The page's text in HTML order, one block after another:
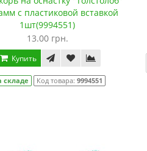
с пластиковой вставкой
1шт(9994551)
13.00 грн.
Купить
складе Код товара: 9994551